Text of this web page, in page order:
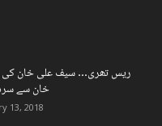
ریس تھری… سیف علی خان کی
خان سے
13, 2018